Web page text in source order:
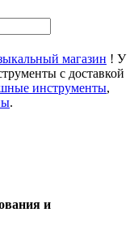
магазин ! У
с доставкой
инструменты,
.
и